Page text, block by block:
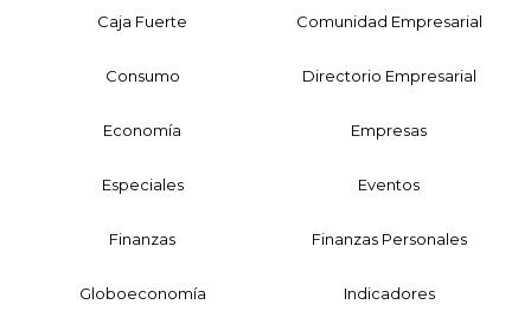
Caja Fuerte Comunidad Empresarial
Consumo Directorio Empresarial
Economía Empresas
Especiales Eventos
Finanzas Finanzas Personales
Globoeconomía Indicadores